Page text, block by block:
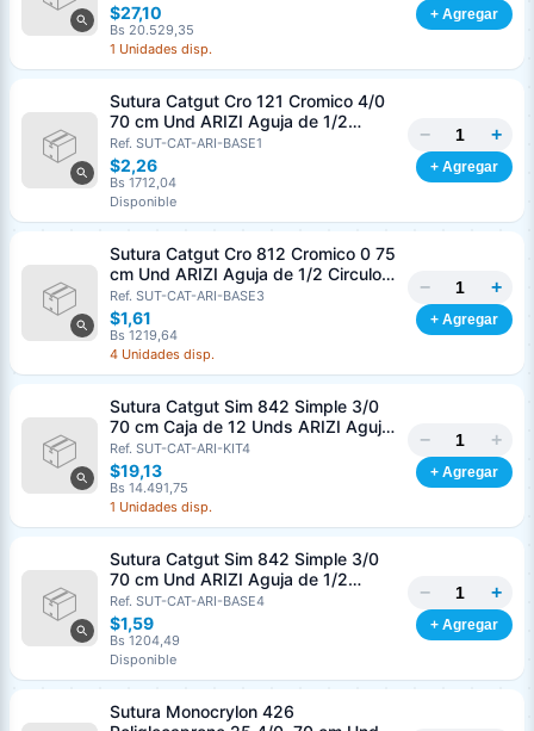
$27,10
Bs 20.529,35
1 Unidades disp.
+ Agregar
Sutura Catgut Cro 121 Cromico 4/0
70 cm Und ARIZI Aguja de 1/2
Circulo Punta Conica 26 mm
Ref. SUT-CAT-ARI-BASE1
$2,26
Bs 1712,04
Disponible
− +
+ Agregar
Sutura Catgut Cro 812 Cromico 0 75
cm Und ARIZI Aguja de 1/2 Circulo
Punta Conica 37 mm
Ref. SUT-CAT-ARI-BASE3
$1,61
Bs 1219,64
4 Unidades disp.
− +
+ Agregar
Sutura Catgut Sim 842 Simple 3/0
70 cm Caja de 12 Unds ARIZI Aguja
de 1/2 Circulo Punta Conica 36 mm
Ref. SUT-CAT-ARI-KIT4
$19,13
Bs 14.491,75
1 Unidades disp.
− +
+ Agregar
Sutura Catgut Sim 842 Simple 3/0
70 cm Und ARIZI Aguja de 1/2
Circulo Punta Conica 36 mm
Ref. SUT-CAT-ARI-BASE4
$1,59
Bs 1204,49
Disponible
− +
+ Agregar
Sutura Monocrylon 426